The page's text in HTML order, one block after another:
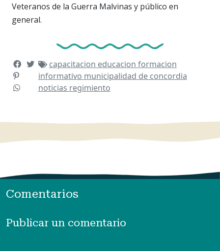
Veteranos de la Guerra Malvinas y público en
general.
capacitacion educacion formacion
informativo municipalidad de concordia
noticias regimiento
Comentarios
Publicar un comentario